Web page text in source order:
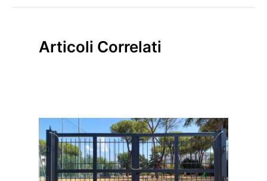
Articoli Correlati